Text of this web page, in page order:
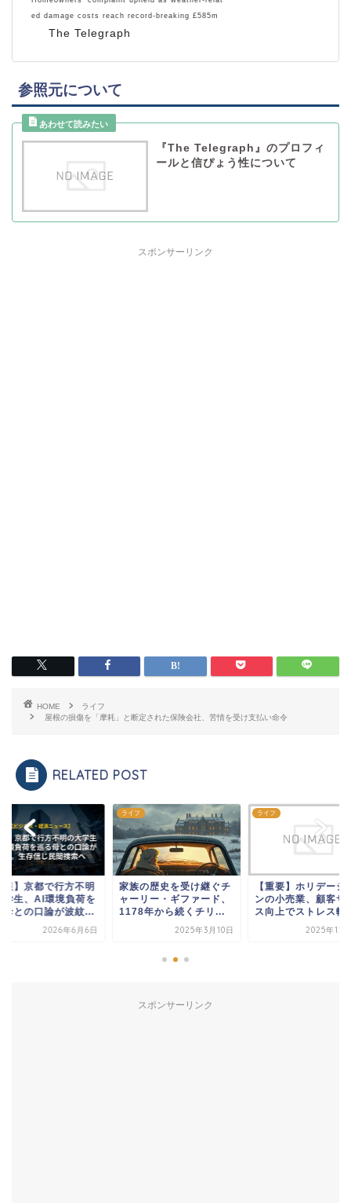
The Telegraph
ed damage costs reach record-breaking £585m
参照元について
『The Telegraph』のプロフィ
ールと信ぴょう性について
スポンサーリンク
HOME
ライフ
屋根の損傷を「摩耗」と断定された保険会社、苦情を受け支払い命令
RELATED POST
報】京都で行方不明
学生、AI環境負荷を
母との口論が波紋...
2026年6月6日
ライフ
家族の歴史を受け継ぐチ
ャーリー・ギファード、
1178年から続くチリ...
2025年3月10日
ライフ
【重要】ホリデーシ
ンの小売業、顧客サ
ス向上でストレス軽
2025年12
スポンサーリンク